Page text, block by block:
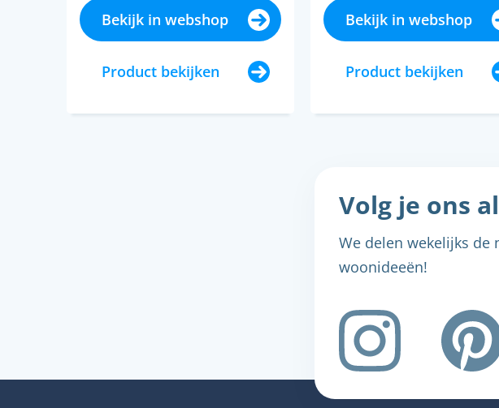
Bekijk in webshop
Product bekijken
Bekijk in webshop
Product bekijken
Volg je ons
We delen wekelijks
woonideeën!